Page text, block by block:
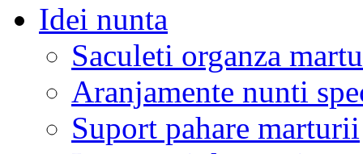
Idei nunta
Saculeti organza
Aranjamente nunti
Suport pahare marturii